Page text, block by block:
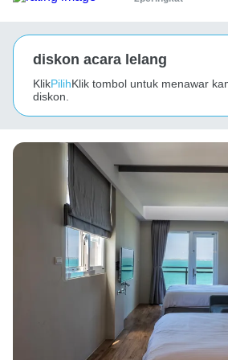
diskon acara lelang
KlikPilihKlik tombol untuk menawar
diskon.